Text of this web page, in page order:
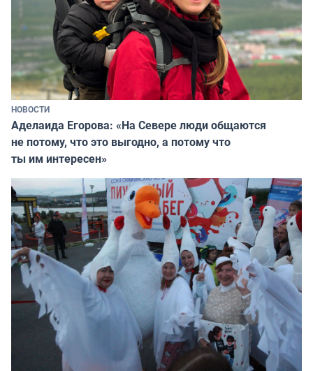
НОВОСТИ
Аделаида Егорова: «На Севере люди общаются
не потому, что это выгодно, а потому что
ты им интересен»